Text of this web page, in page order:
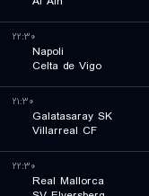
۲۲:۳۰
Napoli
Celta de Vigo
۲۱:۳۰
Galatasaray SK
Villarreal CF
۲۲:۳۰
Real Mallorca